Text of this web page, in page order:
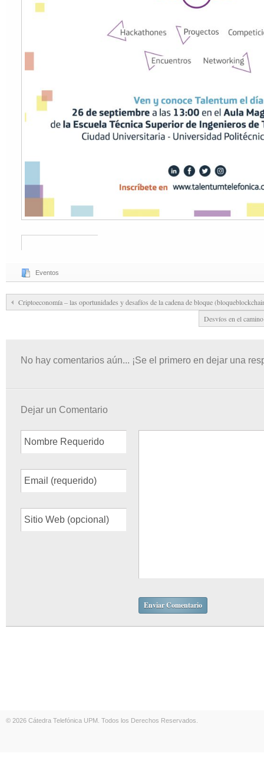
Eventos
Criptoeconomía – las oportunidades y desafíos de la cadena de bloque
Desvíos en el
No hay comentarios aún... ¡Se el primero en dejar una
Dejar un Comentario
© 2026 Cátedra Telefónica UPM. Todos los Derechos Reservados.